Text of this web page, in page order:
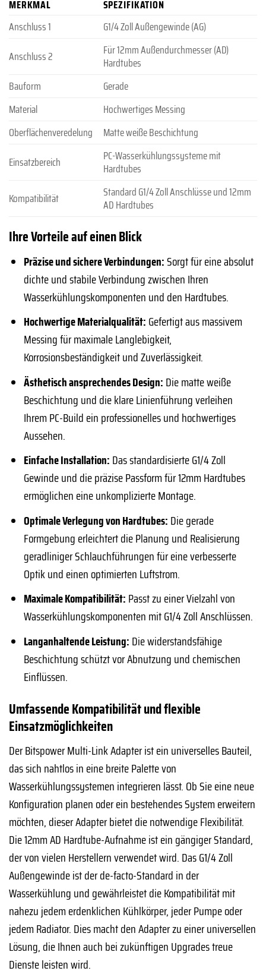
MERKMAL
SPEZIFIKATION
Anschluss 1
G1/4 Zoll Außengewinde (AG)
Anschluss 2
Für 12mm Außendurchmesser (AD)
Hardtubes
Bauform
Gerade
Material
Hochwertiges Messing
Oberflächenveredelung
Matte weiße Beschichtung
Einsatzbereich
PC-Wasserkühlungssysteme mit
Hardtubes
Kompatibilität
Standard G1/4 Zoll Anschlüsse und 12mm
AD Hardtubes
Ihre Vorteile auf einen Blick
Präzise und sichere Verbindungen:Sorgt für eine absolut
dichte und stabile Verbindung zwischen Ihren
Wasserkühlungskomponenten und den Hardtubes.
Hochwertige Materialqualität: Gefertigt aus massivem
Messing für maximale Langlebigkeit,
Korrosionsbeständigkeit und Zuverlässigkeit.
Ästhetisch ansprechendes Design: Die matte weiße
Beschichtung und die klare Linienführung verleihen
Ihrem PC-Build ein professionelles und hochwertiges
Aussehen.
Einfache Installation: Das standardisierte G1/4 Zoll
Gewinde und die präzise Passform für 12mm Hardtubes
ermöglichen eine unkomplizierte Montage.
Optimale Verlegung von Hardtubes: Die gerade
Formgebung erleichtert die Planung und Realisierung
geradliniger Schlauchführungen für eine verbesserte
Optik und einen optimierten Luftstrom.
Maximale Kompatibilität: Passt zu einer Vielzahl von
Wasserkühlungskomponenten mit G1/4 Zoll Anschlüssen.
Langanhaltende Leistung: Die widerstandsfähige
Beschichtung schützt vor Abnutzung und chemischen
Einflüssen.
Umfassende Kompatibilität und flexible
Einsatzmöglichkeiten
Der Bitspower Multi-Link Adapter ist ein universelles Bauteil,
das sich nahtlos in eine breite Palette von
Wasserkühlungssystemen integrieren lässt. Ob Sie eine neue
Konfiguration planen oder ein bestehendes System erweitern
möchten, dieser Adapter bietet die notwendige Flexibilität.
Die 12mm AD Hardtube-Aufnahme ist ein gängiger Standard,
der von vielen Herstellern verwendet wird. Das G1/4 Zoll
Außengewinde ist der de-facto-Standard in der
Wasserkühlung und gewährleistet die Kompatibilität mit
nahezu jedem erdenklichen Kühlkörper, jeder Pumpe oder
jedem Radiator. Dies macht den Adapter zu einer universellen
Lösung, die Ihnen auch bei zukünftigen Upgrades treue
Dienste leisten wird.